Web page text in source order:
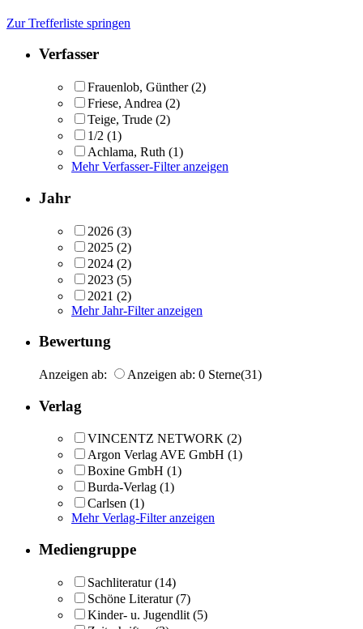
Zur Trefferliste springen
Verfasser
Frauenlob, Günther (2)
Friese, Andrea (2)
Teige, Trude (2)
1/2 (1)
Achlama, Ruth (1)
Mehr Verfasser-Filter anzeigen
Jahr
2026 (3)
2025 (2)
2024 (2)
2023 (5)
2021 (2)
Mehr Jahr-Filter anzeigen
Bewertung
Anzeigen ab: Anzeigen ab: 0 Sterne(31)
Verlag
VINCENTZ NETWORK (2)
Argon Verlag AVE GmbH (1)
Boxine GmbH (1)
Burda-Verlag (1)
Carlsen (1)
Mehr Verlag-Filter anzeigen
Mediengruppe
Sachliteratur (14)
Schöne Literatur (7)
Kinder- u. Jugendlit (5)